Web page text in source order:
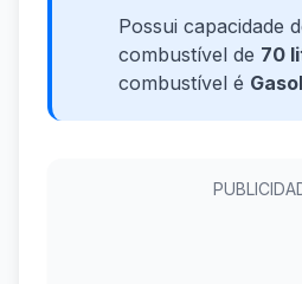
Possui capacidade
combustível de 70
combustível é